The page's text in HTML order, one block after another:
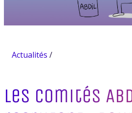
Actualités /
Les comités